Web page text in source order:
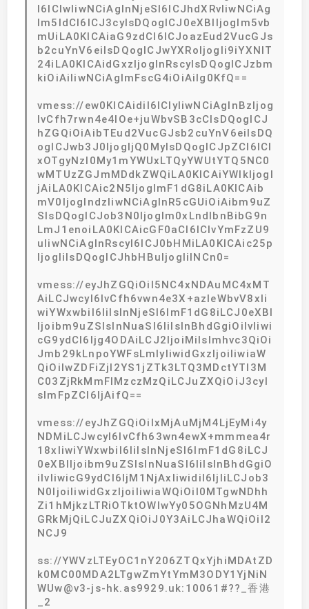
I6ICIwIiwNCiAgInNjeSI6ICJhdXRvIiwNCiAg
Im5ldCI6ICJ3cyIsDQogICJ0eXBlIjogIm5vb
mUiLA0KICAiaG9zdCI6ICJoazEud2VucGJs
b2cuYnV6eiIsDQogICJwYXRoIjogIi9iYXNlT
24iLA0KICAidGxzIjogInRscyIsDQogICJzbm
kiOiAiIiwNCiAgImFscG4iOiAiIg0KfQ==
vmess://ew0KICAidiI6ICIyIiwNCiAgInBzIjog
IvCfh7rwn4e4IOe+juWbvSB3cCIsDQogICJ
hZGQiOiAibTEud2VucGJsb2cuYnV6eiIsDQ
ogICJwb3J0IjogIjQ0MyIsDQogICJpZCI6ICI
xOTgyNzI0My1mYWUxLTQyYWUtYTQ5NC0
wMTUzZGJmMDdkZWQiLA0KICAiYWlkIjogI
jAiLA0KICAic2N5IjogImF1dG8iLA0KICAib
mV0IjogIndzIiwNCiAgInR5cGUiOiAibm9uZ
SIsDQogICJob3N0IjogIm0xLndlbnBibG9n
LmJ1enoiLA0KICAicGF0aCI6ICIvYmFzZU9
uIiwNCiAgInRscyI6ICJ0bHMiLA0KICAic25p
IjogIiIsDQogICJhbHBuIjogIiINCn0=
vmess://eyJhZGQiOiI5NC4xNDAuMC4xMT
AiLCJwcyI6IvCfh6vwn4e3X+azleWbvV8xIi
wiYWxwbiI6IiIsInNjeSI6ImF1dG8iLCJ0eXBl
Ijoibm9uZSIsInNuaSI6IiIsInBhdGgiOiIvIiwi
cG9ydCI6Ijg4ODAiLCJ2IjoiMiIsImhvc3QiOi
Jmb29kLnpoYWFsLmlyIiwidGxzIjoiIiwiaW
QiOiIwZDFiZjI2YS1jZTk3LTQ3MDctYTI3M
C03ZjRkMmFlMzczMzQiLCJuZXQiOiJ3cyI
sImFpZCI6IjAifQ==
vmess://eyJhZGQiOiIxMjAuMjM4LjEyMi4y
NDMiLCJwcyI6IvCfh63wn4ewX+mmmea4r
18xIiwiYWxwbiI6IiIsInNjeSI6ImF1dG8iLCJ
0eXBlIjoibm9uZSIsInNuaSI6IiIsInBhdGgiO
iIvIiwicG9ydCI6IjM1NjAxIiwidiI6IjIiLCJob3
N0IjoiIiwidGxzIjoiIiwiaWQiOiI0MTgwNDhh
Zi1hMjkzLTRiOTktOWIwYy05OGNhMzU4M
GRkMjQiLCJuZXQiOiJ0Y3AiLCJhaWQiOiI2
NCJ9
ss://YWVzLTEyOC1nY206ZTQxYjhiMDAtZD
k0MC00MDA2LTgwZmYtYmM3ODY1YjNiN
WUw@v3-js-hk.as9929.uk:10061#??_香港
_2